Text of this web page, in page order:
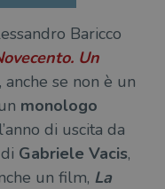
Baricco
Un
se non è un
monologo
di uscita da
Gabriele Vacis,
un film, La